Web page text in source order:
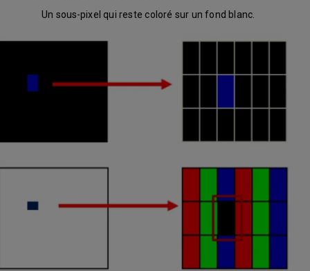
Un sous-pixel qui reste coloré sur un fond blanc.